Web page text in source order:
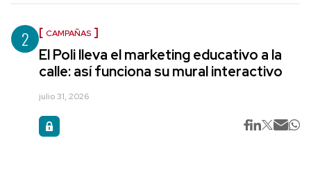
2 CAMPAÑAS
El Poli lleva el marketing educativo a la
calle: así funciona su mural interactivo
julio 31, 2026